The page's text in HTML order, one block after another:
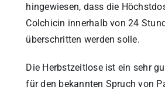
hingewiesen, dass die
Colchicin innerhalb von 24
überschritten werden solle.
Die Herbstzeitlose ist ein sehr
für den bekannten Spruch von